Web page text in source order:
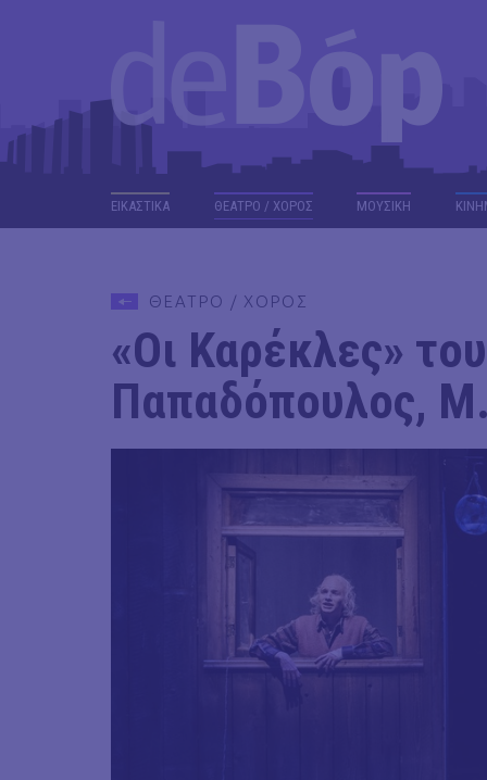
ΕΙΚΑΣΤΙΚΑ ΘΕΑΤΡΟ / ΧΟΡΟΣ ΜΟΥΣΙΚΗ
ΘΕΑΤΡΟ / ΧΟΡΟΣ
«Οι Καρέκλες»
Παπαδόπουλος,